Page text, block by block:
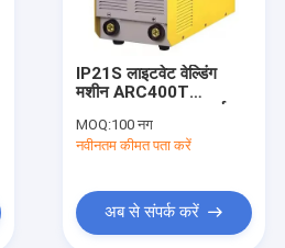
IP21S लाइटवेट वेल्डिंग
मशीन ARC400T
MOQ:100 नग
नवीनतम कीमत पता करें
अब से संपर्क करें